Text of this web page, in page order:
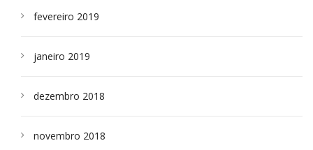
fevereiro 2019
janeiro 2019
dezembro 2018
novembro 2018